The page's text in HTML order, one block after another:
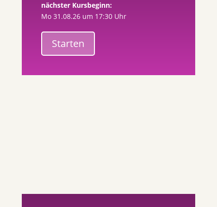
nächster Kursbeginn:
Mo 31.08.26 um 17:30 Uhr
Starten